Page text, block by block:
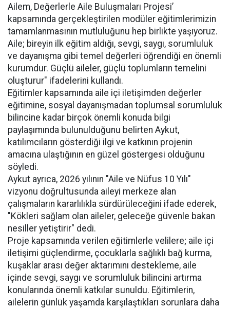
Ailem, Değerlerle Aile Buluşmaları Projesi’
kapsamında gerçekleştirilen modüler eğitimlerimizin
tamamlanmasının mutluluğunu hep birlikte yaşıyoruz.
Aile; bireyin ilk eğitim aldığı, sevgi, saygı, sorumluluk
ve dayanışma gibi temel değerleri öğrendiği en önemli
kurumdur. Güçlü aileler, güçlü toplumların temelini
oluşturur" ifadelerini kullandı.
Eğitimler kapsamında aile içi iletişimden değerler
eğitimine, sosyal dayanışmadan toplumsal sorumluluk
bilincine kadar birçok önemli konuda bilgi
paylaşımında bulunulduğunu belirten Aykut,
katılımcıların gösterdiği ilgi ve katkının projenin
amacına ulaştığının en güzel göstergesi olduğunu
söyledi.
Aykut ayrıca, 2026 yılının "Aile ve Nüfus 10 Yılı"
vizyonu doğrultusunda aileyi merkeze alan
çalışmaların kararlılıkla sürdürüleceğini ifade ederek,
"Kökleri sağlam olan aileler, geleceğe güvenle bakan
nesiller yetiştirir" dedi.
Proje kapsamında verilen eğitimlerle velilere; aile içi
iletişimi güçlendirme, çocuklarla sağlıklı bağ kurma,
kuşaklar arası değer aktarımını destekleme, aile
içinde sevgi, saygı ve sorumluluk bilincini artırma
konularında önemli katkılar sunuldu. Eğitimlerin,
ailelerin günlük yaşamda karşılaştıkları sorunlara daha